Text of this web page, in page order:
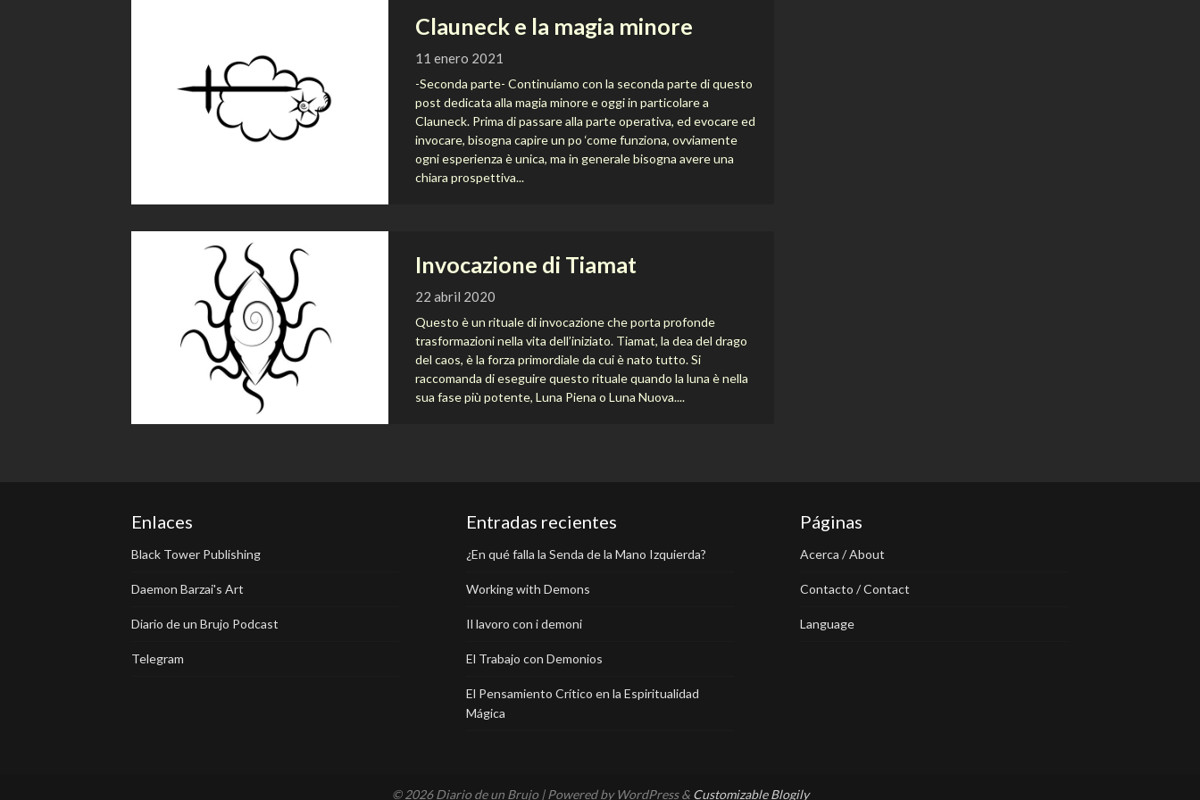
Clauneck e la magia minore
11 enero 2021
-Seconda parte- Continuiamo con la seconda parte di questo
post dedicata alla magia minore e oggi in particolare a
Clauneck. Prima di passare alla parte operativa, ed evocare ed
invocare, bisogna capire un po ‘come funziona, ovviamente
ogni esperienza è unica, ma in generale bisogna avere una
chiara prospettiva...
Invocazione di Tiamat
22 abril 2020
Questo è un rituale di invocazione che porta profonde
trasformazioni nella vita dell’iniziato. Tiamat, la dea del drago
del caos, è la forza primordiale da cui è nato tutto. Si
raccomanda di eseguire questo rituale quando la luna è nella
sua fase più potente, Luna Piena o Luna Nuova....
Enlaces
Black Tower Publishing
Daemon Barzai's Art
Diario de un Brujo Podcast
Telegram
Entradas recientes
¿En qué falla la Senda de la Mano Izquierda?
Working with Demons
Il lavoro con i demoni
El Trabajo con Demonios
El Pensamiento Crítico en la Espiritualidad
Mágica
Páginas
Acerca / About
Contacto / Contact
Language
© 2026 Diario de un Brujo | Powered by WordPress & Customizable Blogily